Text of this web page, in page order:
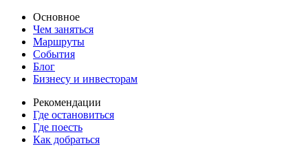
Основное
Чем заняться
Маршруты
События
Блог
Бизнесу и инвесторам
Рекомендации
Где остановиться
Где поесть
Как добраться